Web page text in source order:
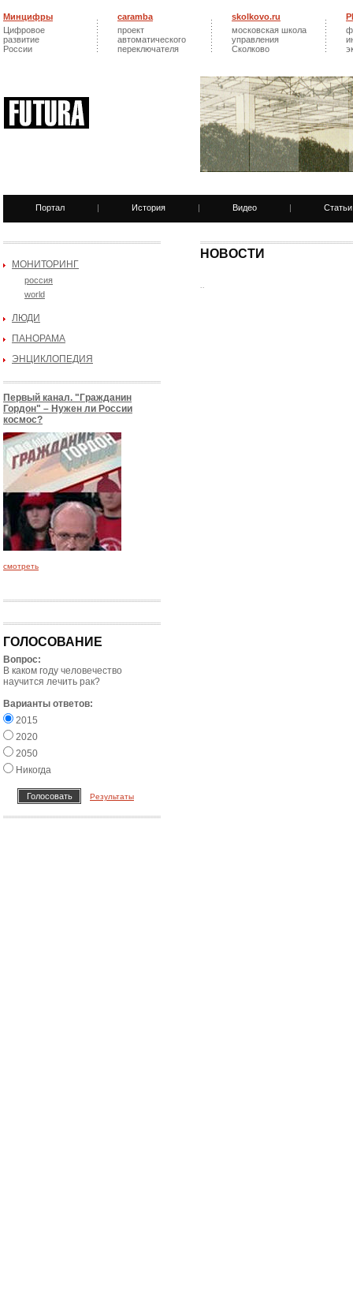
Минцифры
Цифровое
развитие
России
caramba
проект
автоматического
переключателя
skolkovo.ru
московская школа
управления
Сколково
Портал | История | Видео | Статьи
МОНИТОРИНГ
россия
world
ЛЮДИ
ПАНОРАМА
ЭНЦИКЛОПЕДИЯ
Первый канал. "Гражданин
Гордон" – Нужен ли России
космос?
смотреть
ГОЛОСОВАНИЕ
Вопрос:
В каком году человечество
научится лечить рак?
Варианты ответов:
2015
2020
2050
Никогда
Результаты
НОВОСТИ
..